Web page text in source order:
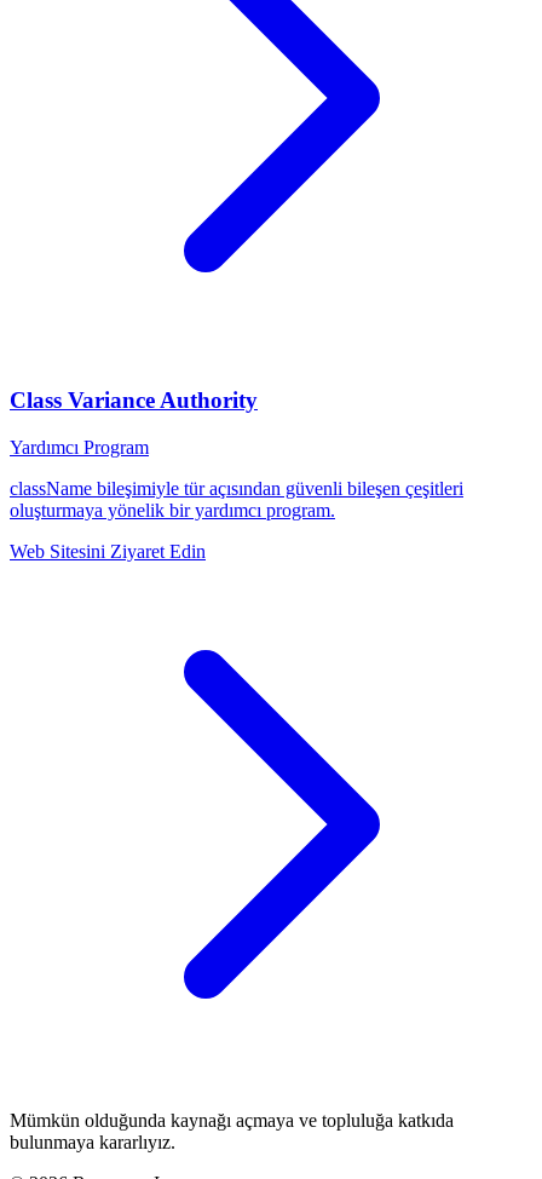
Class Variance Authority
Yardımcı Program
className bileşimiyle tür açısından güvenli bileşen çeşitleri
oluşturmaya yönelik bir yardımcı program.
Web Sitesini Ziyaret Edin
Mümkün olduğunda kaynağı açmaya ve topluluğa katkıda
bulunmaya kararlıyız.